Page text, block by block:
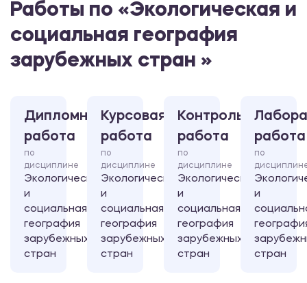
Работы по «Экологическая и
социальная география
зарубежных стран »
Дипломная
работа
по
дисциплине
Экологическая
и
социальная
география
зарубежных
стран
Курсовая
работа
по
дисциплине
Экологическая
и
социальная
география
зарубежных
стран
Контрольная
работа
по
дисциплине
Экологическая
и
социальная
география
зарубежных
стран
работа
по
и
стран